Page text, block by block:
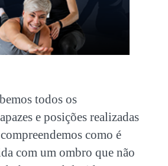
todos os
e posições realizadas
como é
com um ombro que não